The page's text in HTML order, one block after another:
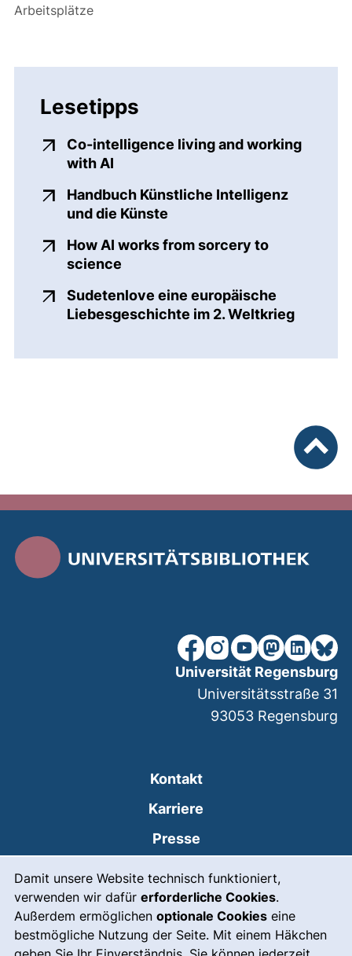
Damit unsere Website technisch funktioniert,
verwenden wir dafür erforderliche Cookies.
Außerdem ermöglichen optionale Cookies eine
bestmögliche Nutzung der Seite. Mit einem Häkchen
Arbeitsplätze
Lesetipps
Co-intelligence living and working
with AI
Handbuch Künstliche Intelligenz
und die Künste
How AI works from sorcery to
science
Sudetenlove eine europäische
Liebesgeschichte im 2. Weltkrieg
unsere Facebook-Seite
unsere Instagram-
unsere YouTube-
unsereunsere
Kontakt
Karriere
Presse
Leichte Sprache
Gebärdensprache
Universität Regensburg
Universitätsstraße 31
93053 Regensburg